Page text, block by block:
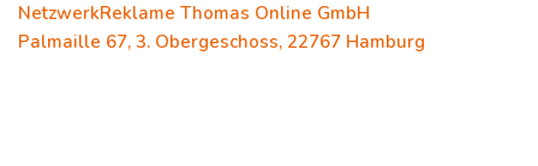
NetzwerkReklame Thomas Online GmbH
Palmaille 67, 3. Obergeschoss, 22767 Hamburg